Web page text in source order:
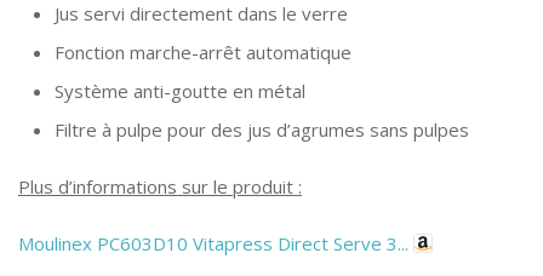
Jus servi directement dans le verre
Fonction marche-arrêt automatique
Système anti-goutte en métal
Filtre à pulpe pour des jus d’agrumes sans pulpes
Plus d’informations sur le produit :
Moulinex PC603D10 Vitapress Direct Serve 3...